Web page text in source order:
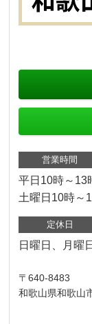
営業時間
平日10時～
土曜日10時
定休日
日曜日、月曜日
〒640-8483
和歌山県和歌山